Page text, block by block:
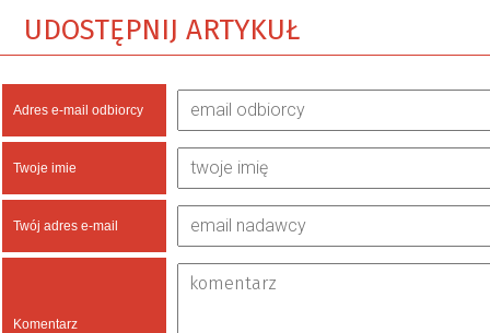
UDOSTĘPNIJ ARTYKUŁ
Adres e-mail odbiorcy
Twoje imie
Twój adres e-mail
Komentarz